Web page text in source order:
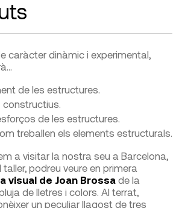
caràcter dinàmic i experimental,
de les estructures.
constructius.
de les estructures.
treballen els elements estructurals.
a visitar la nostra seu a Barcelona,
podreu veure en primera
visual de Joan Brossa de la
de lletres i colors. Al terrat,
un peculiar llagost de tres